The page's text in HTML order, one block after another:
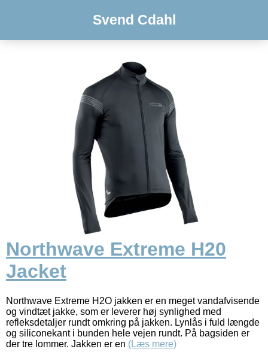
Svend Cdahl
Northwave Extreme H20
Jacket
Northwave Extreme H2O jakken er en meget vandafvisende
og vindtæt jakke, som er leverer høj synlighed med
refleksdetaljer rundt omkring på jakken. Lynlås i fuld længde
og siliconekant i bunden hele vejen rundt. På bagsiden er
der tre lommer. Jakken er en (Læs mere)